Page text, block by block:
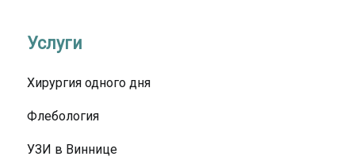
Услуги
Хирургия одного дня
Флебология
УЗИ в Виннице